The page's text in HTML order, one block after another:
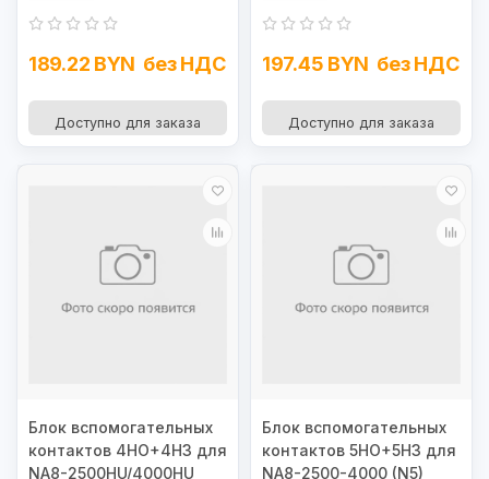
189.22 BYN без НДС
Доступно для заказа
197.45 BYN без НДС
Доступно для заказа
Блок вспомогательных
контактов 4НО+4НЗ для
NA8-2500HU/4000HU
Блок вспомогательных
контактов 5НО+5НЗ для
NA8-2500-4000 (N5)